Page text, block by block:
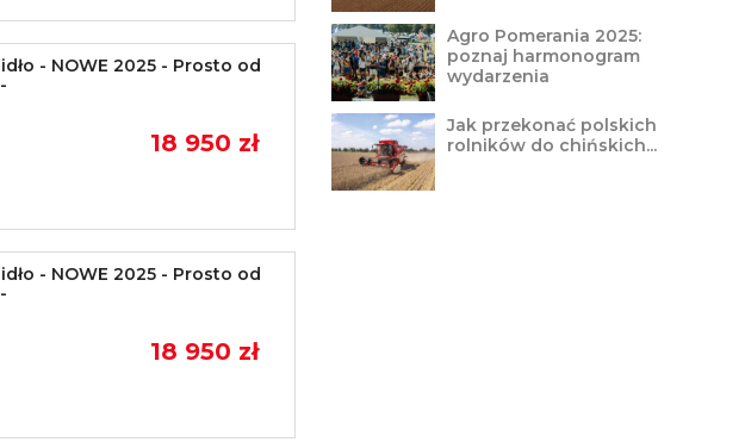
- NOWE 2025 - Prosto od
18 950 zł
- NOWE 2025 - Prosto od
18 950 zł
Agro Pomerania 2025:
poznaj harmonogram
wydarzenia
Jak przekonać polskich
rolników do chińskich...